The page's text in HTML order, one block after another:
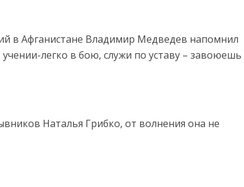
в Афганистане Владимир Медведев напомнил
легко в бою, служи по уставу – завоюешь
Наталья Грибко, от волнения она не